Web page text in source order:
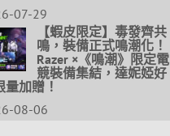
07-29
【蝦皮限定】毒發齊共
鳴，裝備正式鳴潮化！
Razer ×《鳴潮》限定電
競裝備集結，達妮婭好
量加贈！
08-06